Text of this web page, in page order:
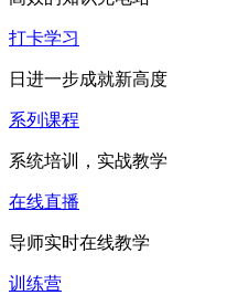
打卡学习
日进一步成就新高度
系列课程
系统培训，实战教学
在线直播
导师实时在线教学
训练营